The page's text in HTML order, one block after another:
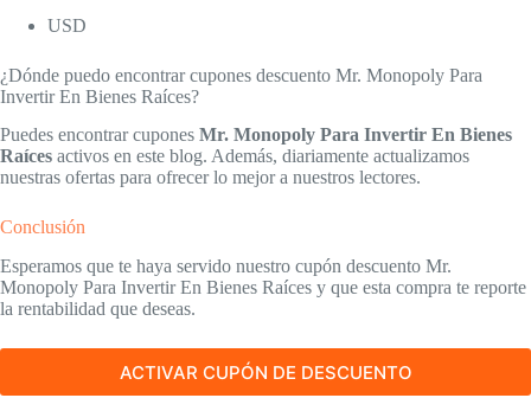
USD
¿Dónde puedo encontrar cupones descuento Mr. Monopoly Para
Invertir En Bienes Raíces?
Puedes encontrar cupones Mr. Monopoly Para Invertir En Bienes
Raíces activos en este blog. Además, diariamente actualizamos
nuestras ofertas para ofrecer lo mejor a nuestros lectores.
Conclusión
Esperamos que te haya servido nuestro cupón descuento Mr.
Monopoly Para Invertir En Bienes Raíces y que esta compra te reporte
la rentabilidad que deseas.
ACTIVAR CUPÓN DE DESCUENTO